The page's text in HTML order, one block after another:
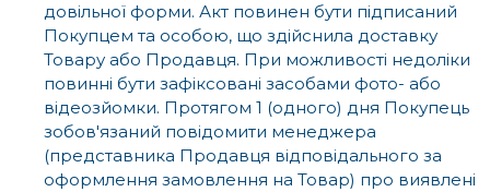
довільної форми. Акт повинен бути підписаний
Покупцем та особою, що здійснила доставку
Товару або Продавця. При можливості недоліки
повинні бути зафіксовані засобами фото- або
відеозйомки. Протягом 1 (одного) дня Покупець
зобов'язаний повідомити менеджера
(представника Продавця відповідального за
оформлення замовлення на Товар) про виявлені